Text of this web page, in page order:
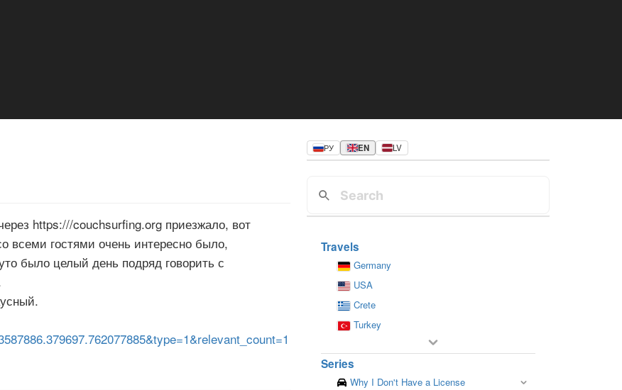
https:///couchsurfing.org приезжало, вот
всеми гостями очень интересно было,
было целый день подряд говорить с
РУ EN LV
Travels
Germany
USA
Crete
Turkey
Series
Why I Don't Have a License